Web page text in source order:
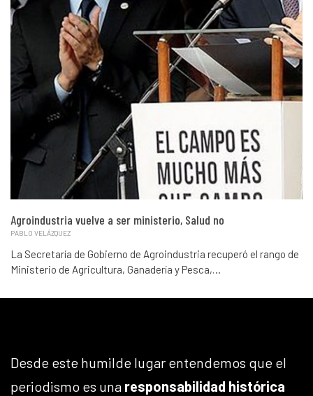
Agroindustria vuelve a ser ministerio, Salud no
PABLO VELÁZQUEZ
La Secretaría de Gobierno de Agroindustria recuperó el rango de
Ministerio de Agricultura, Ganadería y Pesca,…
Desde este humilde lugar entendemos que el
periodismo es una responsabilidad histórica